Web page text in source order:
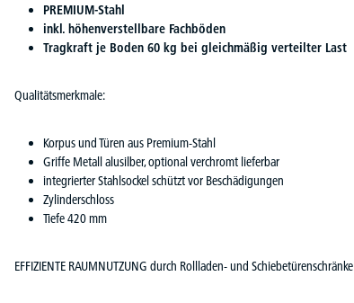
PREMIUM-Stahl
inkl. höhenverstellbare Fachböden
Tragkraft je Boden 60 kg bei gleichmäßig verteilter Last
Qualitätsmerkmale:
Korpus und Türen aus Premium-Stahl
Griffe Metall alusilber, optional verchromt lieferbar
integrierter Stahlsockel schützt vor Beschädigungen
Zylinderschloss
Tiefe 420 mm
EFFIZIENTE RAUMNUTZUNG durch Rollladen- und Schiebetürenschränke